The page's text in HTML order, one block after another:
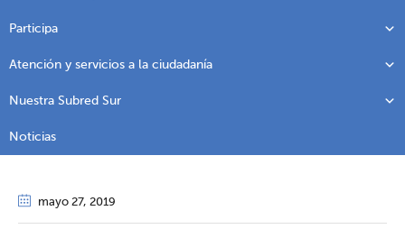
Participa
Atención y servicios a la ciudadanía
Nuestra Subred Sur
Noticias
mayo 27, 2019